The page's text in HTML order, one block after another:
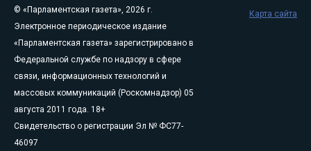
© «Парламентская газета», 2026 г.
Электронное периодическое издание
«Парламентская газета» зарегистрировано в
Федеральной службе по надзору в сфере
связи, информационных технологий и
массовых коммуникаций (Роскомнадзор) 05
августа 2011 года. 18+
Свидетельство о регистрации Эл № ФС77-
46097
Карта сайта